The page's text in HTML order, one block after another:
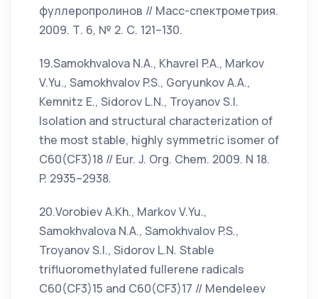
фуллеропролинов // Масс-спектрометрия.
2009. Т. 6, № 2. С. 121–130.
19.Samokhvalova N.A., Khavrel P.A., Markov
V.Yu., Samokhvalov P.S., Goryunkov A.A.,
Kemnitz E., Sidorov L.N., Troyanov S.I.
Isolation and structural characterization of
the most stable, highly symmetric isomer of
C60(CF3)18 // Eur. J. Org. Chem. 2009. N 18.
P. 2935–2938.
20.Vorobiev A.Kh., Markov V.Yu.,
Samokhvalova N.A., Samokhvalov P.S.,
Troyanov S.I., Sidorov L.N. Stable
trifluoromethylated fullerene radicals
C60(CF3)15 and C60(CF3)17 // Mendeleev